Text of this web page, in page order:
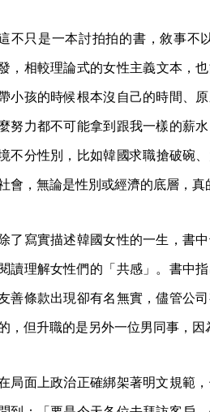
不只是一本討拍拍的書，敘事不
，相較理論式的女性主義文本，
小孩的時候根本沒自己的時間、
努力都不可能拿到跟我一樣的薪
不分性別，比如韓國求職搶破碗
會，無論是性別或經濟的底層，真
除了寫實描述韓國女性的一生，書
讀理解女性們的「共感」。書中
善條款出現卻有名無實，儘管公
，但升職的是另外一位男同事，因
局面上政治正確綁架著明文規範